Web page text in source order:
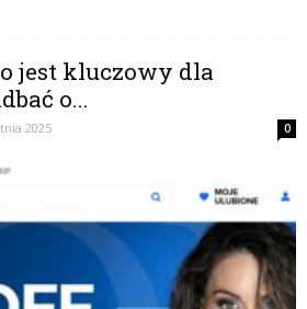
jest kluczowy dla
o...
2025 0